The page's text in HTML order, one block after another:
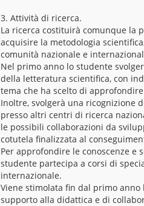
3. Attività di ricerca.
La ricerca costituirà comunque la
acquisire la metodologia
comunità nazionale e
Nel primo anno lo studente
della letteratura scientifica, con
tema che ha scelto di
Inoltre, svolgerà una ricognizione
presso altri centri di ricerca
le possibili collaborazioni da
cotutela finalizzata al
Per approfondire le conoscenze
studente partecipa a corsi di
internazionale.
Viene stimolata fin dal primo
supporto alla didattica e di